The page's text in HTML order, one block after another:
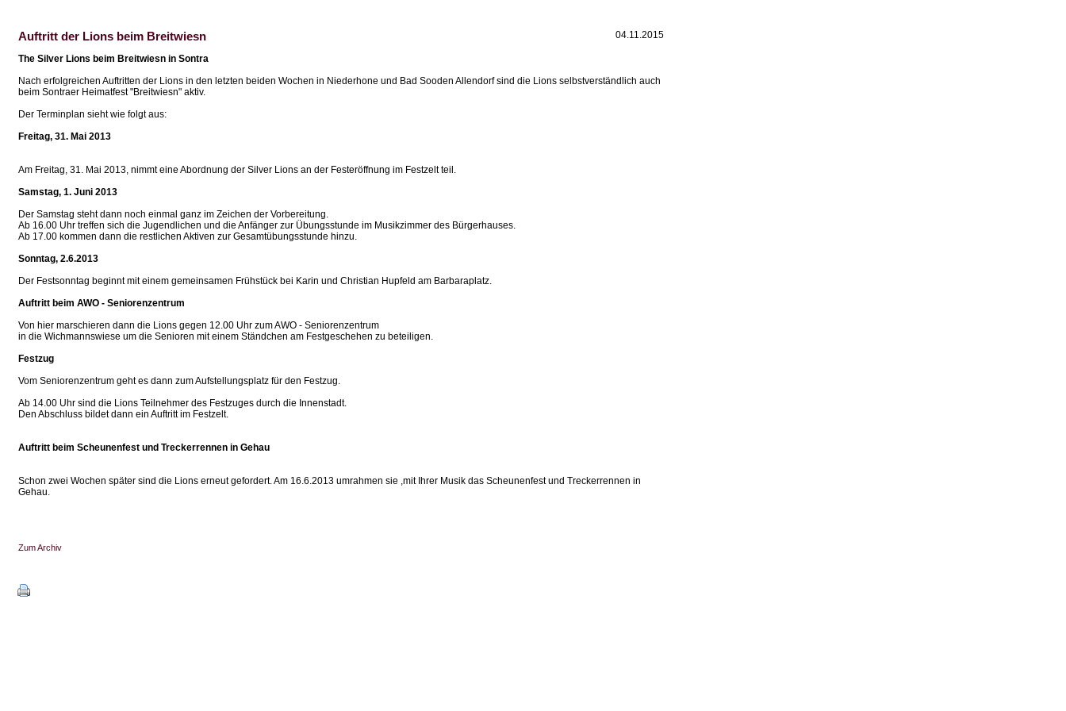
Auftritt der Lions beim Breitwiesn 04.11.2015
The Silver Lions beim Breitwiesn in Sontra
Nach erfolgreichen Auftritten der Lions in den letzten beiden Wochen in Niederhone und Bad Sooden Allendorf sind die Lions selbstverständlich auch
beim Sontraer Heimatfest "Breitwiesn" aktiv.
Der Terminplan sieht wie folgt aus:
Freitag, 31. Mai 2013
Am Freitag, 31. Mai 2013, nimmt eine Abordnung der Silver Lions an der Festeröffnung im Festzelt teil.
Samstag, 1. Juni 2013
Der Samstag steht dann noch einmal ganz im Zeichen der Vorbereitung.
Ab 16.00 Uhr treffen sich die Jugendlichen und die Anfänger zur Übungsstunde im Musikzimmer des Bürgerhauses.
Ab 17.00 kommen dann die restlichen Aktiven zur Gesamtübungsstunde hinzu.
Sonntag, 2.6.2013
Der Festsonntag beginnt mit einem gemeinsamen Frühstück bei Karin und Christian Hupfeld am Barbaraplatz.
Auftritt beim AWO - Seniorenzentrum
Von hier marschieren dann die Lions gegen 12.00 Uhr zum AWO - Seniorenzentrum
in die Wichmannswiese um die Senioren mit einem Ständchen am Festgeschehen zu beteiligen.
Festzug
Vom Seniorenzentrum geht es dann zum Aufstellungsplatz für den Festzug.
Ab 14.00 Uhr sind die Lions Teilnehmer des Festzuges durch die Innenstadt.
Den Abschluss bildet dann ein Auftritt im Festzelt.
Auftritt beim Scheunenfest und Treckerrennen in Gehau
Schon zwei Wochen später sind die Lions erneut gefordert. Am 16.6.2013 umrahmen sie ,mit Ihrer Musik das Scheunenfest und Treckerrennen in
Gehau.
Zum Archiv